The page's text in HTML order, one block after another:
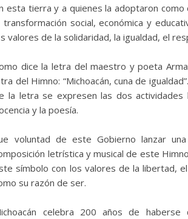
esta tierra y a quienes la adoptaron
transformación social, económica y
valores de la solidaridad, la igualdad, el
dice la letra del maestro y poeta
del Himno: “Michoacán, cuna de
la letra se expresen las dos actividades
y la poesía.
voluntad de este Gobierno lanzar
letrística y musical de este
símbolo con los valores de la libertad,
su razón de ser.
celebra 200 años de